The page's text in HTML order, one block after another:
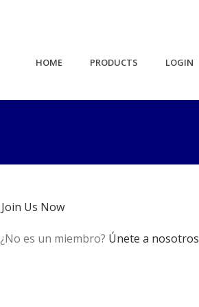
HOME PRODUCTS LOGIN
Join Us Now
¿No es un miembro? Únete a nosotros